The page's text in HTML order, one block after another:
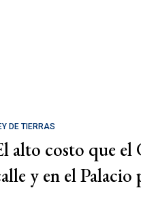
DE TIERRAS
alto costo que el
y en el Palacio